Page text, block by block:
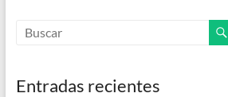
Entradas recientes